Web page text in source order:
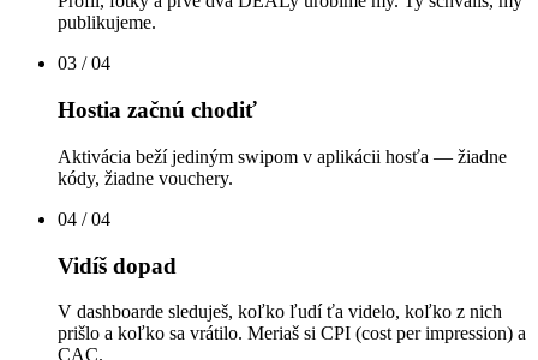
publikujeme.
03 / 04
Hostia začnú chodiť
Aktivácia beží jediným swipom v aplikácii hosťa — žiadne
kódy, žiadne vouchery.
04 / 04
Vidíš dopad
V dashboarde sleduješ, koľko ľudí ťa videlo, koľko z nich
prišlo a koľko sa vrátilo. Meriaš si CPI (cost per impression) a
CAC.